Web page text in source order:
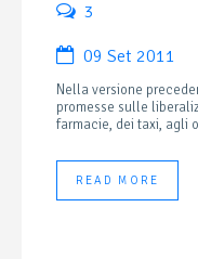
3
09 Set 2011
Nella versione
promesse sulle
farmacie, dei taxi, agli
READ MORE